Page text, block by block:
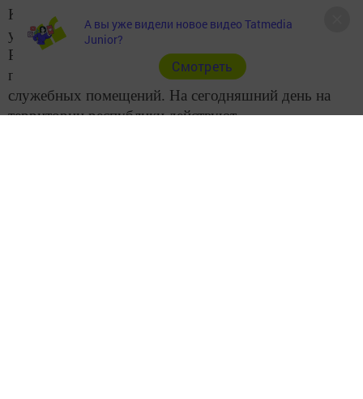
К слову, обеспечение транспортом сельских
участковых не единственная инициатива МВД по
РТ. С 2013 по 2016 год была реализована
программа строительства для них жилья и
служебных помещений. На сегодняшний день на
территории республики действуют
А вы уже видели новое видео Tatmedia
Junior?
Cмотреть